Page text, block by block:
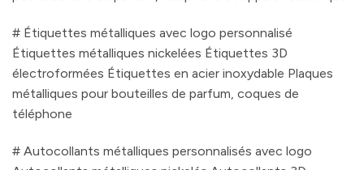
# Étiquettes métalliques avec logo personnalisé
Étiquettes métalliques nickelées Étiquettes 3D
électroformées Étiquettes en acier inoxydable Plaques
métalliques pour bouteilles de parfum, coques de
téléphone
# Autocollants métalliques personnalisés avec logo